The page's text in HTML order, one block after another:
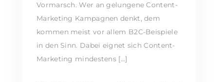
Vormarsch. Wer an gelungene Content-
Marketing Kampagnen denkt, dem
kommen meist vor allem B2C-Beispiele
in den Sinn. Dabei eignet sich Content-
Marketing mindestens […]